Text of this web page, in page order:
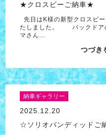
★クロスビーご納車★
先日はK様の新型クロスビ
たしました。 バックドア
マさん…
つづき
納車ギャラリー
2025.12.20
☆ソリオバンディッドご